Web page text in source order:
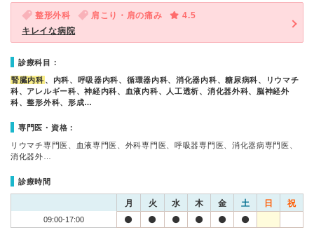
整形外科 肩こり・肩の痛み
4.5
キレイな病院
診療科目：
腎臓内科 、内科、呼吸器内科、循環器内科、消化器内科、糖尿病科、リウマチ
科、アレルギー科、神経内科、血液内科、人工透析、消化器外科、脳神経外
科、整形外科、形成…
専門医・資格：
リウマチ専門医、血液専門医、外科専門医、呼吸器専門医、消化器病専門医、
消化器外…
診療時間
月 火 水 木 金 土 日 祝
09:00-17:00